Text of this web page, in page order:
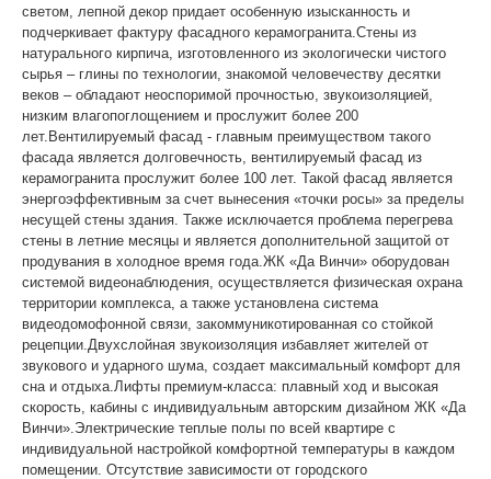
светом, лепной декор придает особенную изысканность и
подчеркивает фактуру фасадного керамогранита.Стены из
натурального кирпича, изготовленного из экологически чистого
сырья – глины по технологии, знакомой человечеству десятки
веков – обладают неоспоримой прочностью, звукоизоляцией,
низким влагопоглощением и прослужит более 200
лет.Вентилируемый фасад - главным преимуществом такого
фасада является долговечность, вентилируемый фасад из
керамогранита прослужит более 100 лет. Такой фасад является
энергоэффективным за счет вынесения «точки росы» за пределы
несущей стены здания. Также исключается проблема перегрева
стены в летние месяцы и является дополнительной защитой от
продувания в холодное время года.ЖК «Да Винчи» оборудован
системой видеонаблюдения, осуществляется физическая охрана
территории комплекса, а также установлена система
видеодомофонной связи, закоммуникотированная со стойкой
рецепции.Двухслойная звукоизоляция избавляет жителей от
звукового и ударного шума, создает максимальный комфорт для
сна и отдыха.Лифты премиум-класса: плавный ход и высокая
скорость, кабины с индивидуальным авторским дизайном ЖК «Да
Винчи».Электрические теплые полы по всей квартире с
индивидуальной настройкой комфортной температуры в каждом
помещении. Отсутствие зависимости от городского